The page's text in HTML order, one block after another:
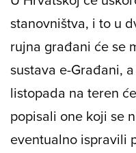
stanovništva, i to u
rujna građani će se
sustava e-Građani,
listopada na teren
popisali one koji se
eventualno ispravili